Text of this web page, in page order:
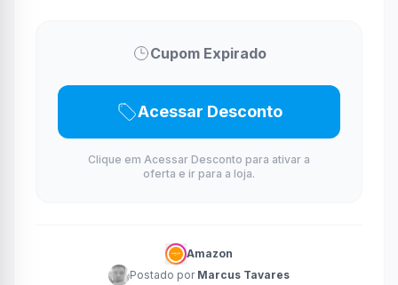
Cupom Expirado
Acessar Desconto
Clique em Acessar Desconto para ativar a
oferta e ir para a loja.
Amazon
Postado por Marcus Tavares